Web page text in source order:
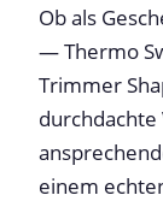
Ob als
— Thermo
Trimmer
einem